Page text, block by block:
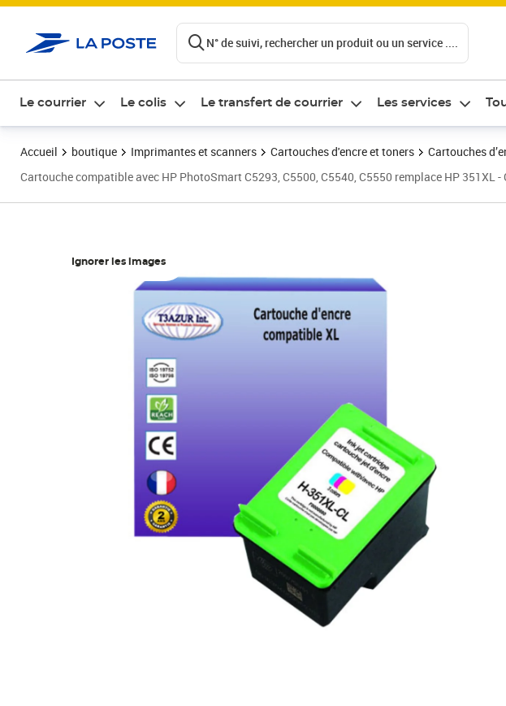
N° de suivi, rechercher un produit ou un service ....
Le courrier Le colis Le transfert de courrier Les services
Accueil boutique Imprimantes et scanners Cartouches d'encre et toners
Cartouches
Cartouche compatible avec HP PhotoSmart C5293, C5500, C5540, C5550 remplace HP 351XL -
Ignorer les images